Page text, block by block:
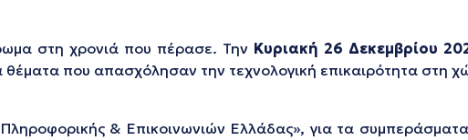
στη χρονιά που πέρασε. Την Κυριακή 26 Δεκεμβρίου
θέματα που απασχόλησαν την τεχνολογική επικαιρότητα στη
& Επικοινωνιών Ελλάδας», για τα